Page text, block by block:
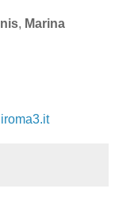
, Marina